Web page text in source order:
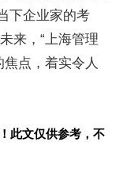
下企业家的考
来，“上海管理
点，着实令人
此文仅供参考，不